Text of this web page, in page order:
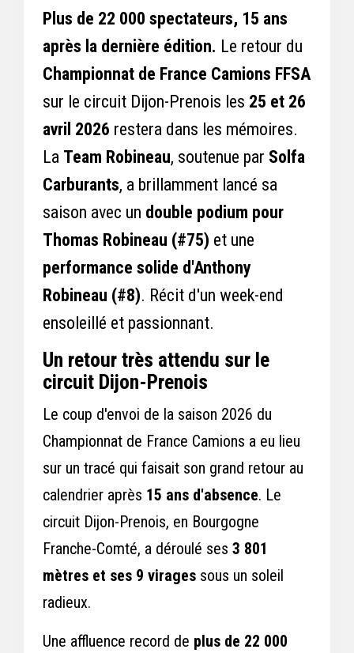
Plus de 22 000 spectateurs, 15 ans
après la dernière édition. Le retour du
Championnat de France Camions FFSA
sur le circuit Dijon-Prenois les 25 et 26
avril 2026 restera dans les mémoires.
La Team Robineau, soutenue par Solfa
Carburants, a brillamment lancé sa
saison avec un double podium pour
Thomas Robineau (#75) et une
performance solide d'Anthony
Robineau (#8). Récit d'un week-end
ensoleillé et passionnant.
Un retour très attendu sur le
circuit Dijon-Prenois
Le coup d'envoi de la saison 2026 du
Championnat de France Camions a eu lieu
sur un tracé qui faisait son grand retour au
calendrier après 15 ans d'absence. Le
circuit Dijon-Prenois, en Bourgogne
Franche-Comté, a déroulé ses 3 801
mètres et ses 9 virages sous un soleil
radieux.
Une affluence record de plus de 22 000